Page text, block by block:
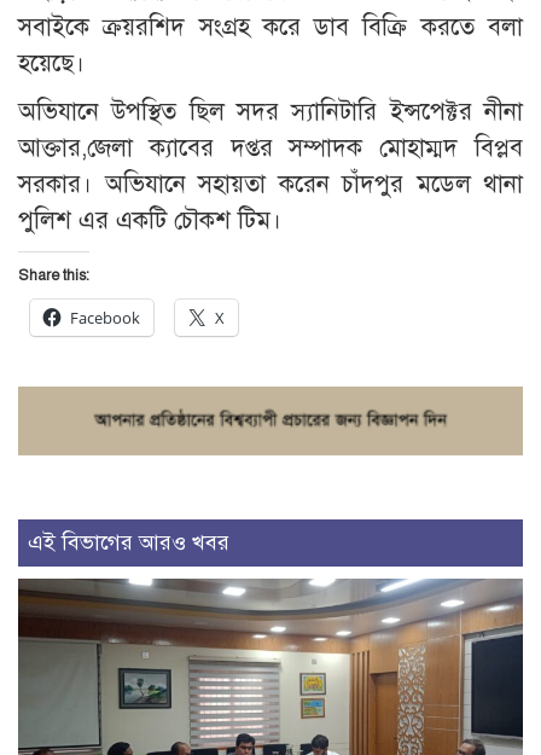
সবাইকে ক্রয়রশিদ সংগ্রহ করে ডাব বিক্রি করতে বলা
হয়েছে।
অভিযানে উপস্থিত ছিল সদর স্যানিটারি ইন্সপেক্টর নীনা
আক্তার,জেলা ক্যাবের দপ্তর সম্পাদক মোহাম্মদ বিপ্লব
সরকার। অভিযানে সহায়তা করেন চাঁদপুর মডেল থানা
পুলিশ এর একটি চৌকশ টিম।
Share this:
Facebook X
এই বিভাগের আরও খবর